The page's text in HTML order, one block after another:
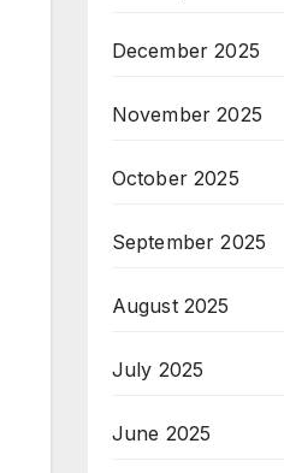
December 2025
November 2025
October 2025
September 2025
August 2025
July 2025
June 2025